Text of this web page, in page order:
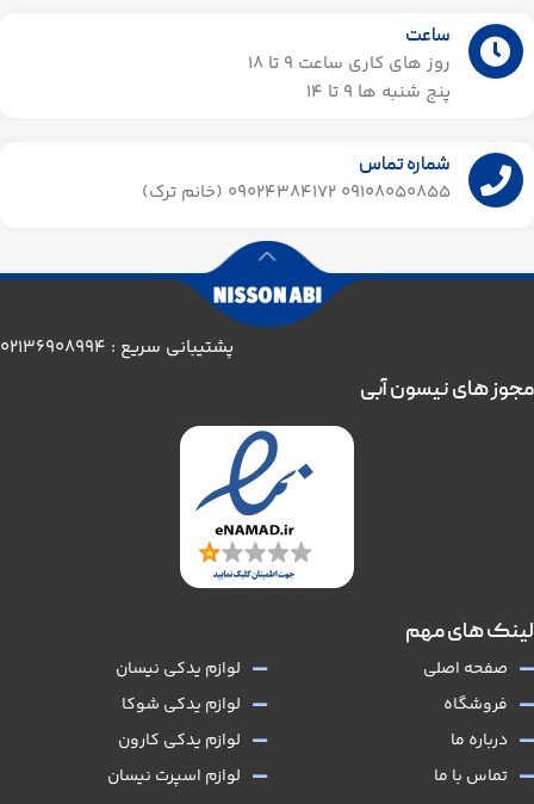
ساعت
روز های کاری ساعت ۹ تا 18
پنج شنبه ها 9 تا 14​
شماره تماس
09108050855 09024384172 (خانم ترک)
پشتیبانی سریع : 02136908994
لینک های مهم
صفحه اصلی
فروشگاه
درباره ما
تماس با ما
لوازم یدکی نیسان
لوازم یدکی شوکا
لوازم یدکی کارون
لوازم اسپرت نیسان
مجوز های نیسون آبی